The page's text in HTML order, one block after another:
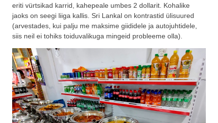
eriti vürtsikad karrid, kahepeale umbes 2 dollarit. Kohalike
jaoks on seegi liiga kallis. Sri Lankal on kontrastid ülisuured
(arvestades, kui palju me maksime giididele ja autojuhtidele,
siis neil ei tohiks toiduvalikuga mingeid probleeme olla).